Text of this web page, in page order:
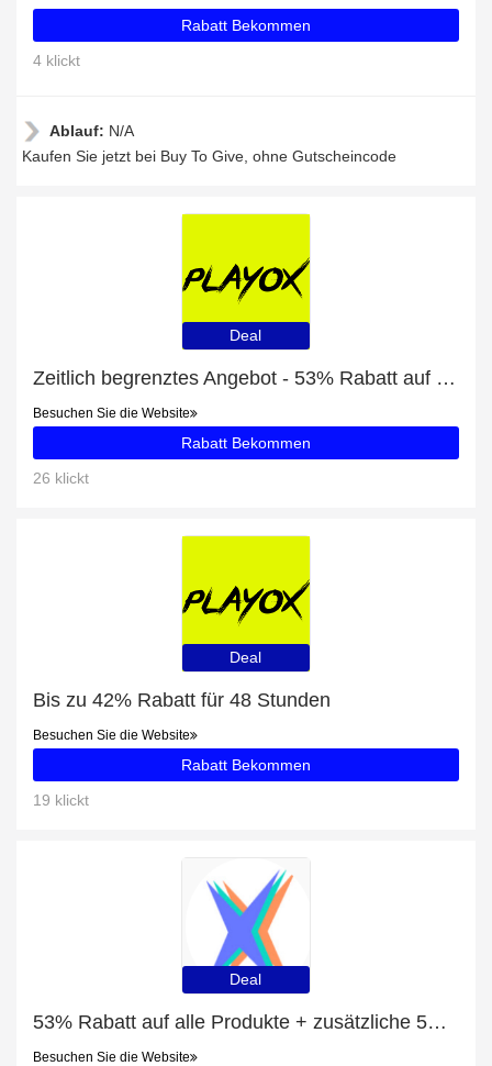
Rabatt Bekommen
4 klickt
Ablauf: N/A
Kaufen Sie jetzt bei Buy To Give, ohne Gutscheincode
Deal
Zeitlich begrenztes Angebot - 53% Rabatt auf Razer Gaming Maus
Besuchen Sie die Website
Rabatt Bekommen
26 klickt
Deal
Bis zu 42% Rabatt für 48 Stunden
Besuchen Sie die Website
Rabatt Bekommen
19 klickt
Deal
53% Rabatt auf alle Produkte + zusätzliche 5% für 3D Lampe
Besuchen Sie die Website